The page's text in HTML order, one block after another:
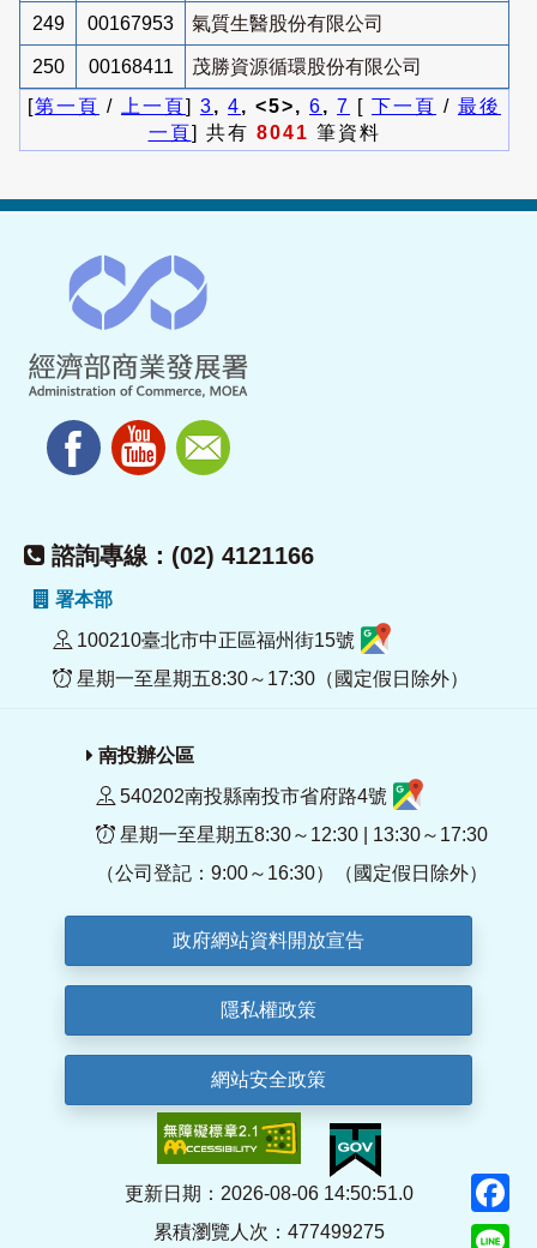
249 00167953 氣質生醫股份有限公司
250 00168411
茂勝資源循環股份有限公司
[第一頁 / 上一頁] 3, 4, <5>, 6, 7 [ 下一頁 / 最後
一頁] 共有 8041 筆資料
諮詢專線：(02) 4121166
署本部
100210臺北市中正區福州街15號
星期一至星期五8:30～17:30（國定假日除外）
南投辦公區
540202南投縣南投市省府路4號
星期一至星期五8:30～12:30 | 13:30～17:30
（公司登記：9:00～16:30）（國定假日除外）
政府網站資料開放宣告
隱私權政策
網站安全政策
更新日期：2026-08-06 14:50:51.0
累積瀏覽人次：477499275